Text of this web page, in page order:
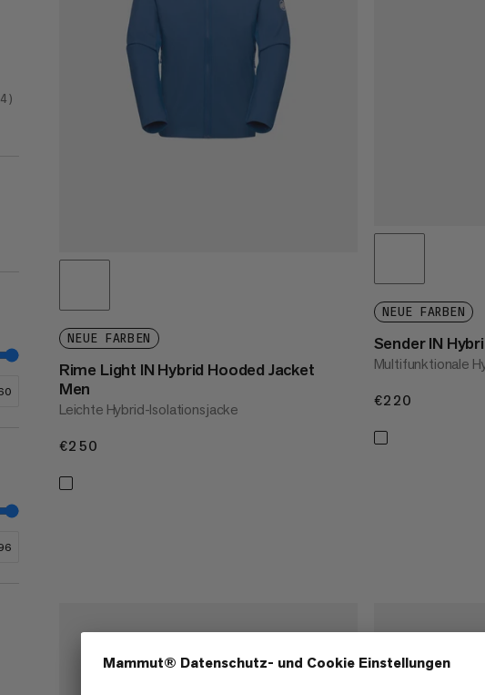
4 )
NEUE FARBEN
Rime Light IN Hybrid Hooded Jacket
Men
Leichte Hybrid-Isolationsjacke
€250
NEUE FARBEN
Sender IN
Multifunktionale
€220